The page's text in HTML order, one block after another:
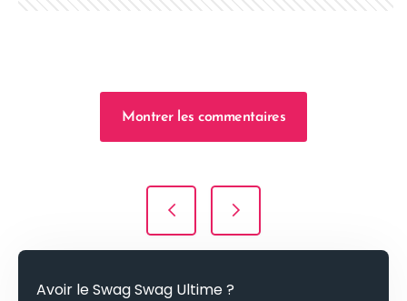
Montrer les commentaires
Navigation de l’article
Avoir le Swag Swag Ultime ?